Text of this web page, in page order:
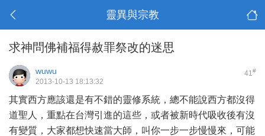
靈異與宗教
求神問佛補福得赦罪祭改的迷思
41#
wuwu
2013-10-13 18:13:32
其實西方應該還是有不錯的靈修系統，總不能說西方都沒得
道聖人，重點在台灣引進的這些，或者被新時代吸收後有沒
有變質，大家都想快速當大師，叫你一步一步慢慢來，可能